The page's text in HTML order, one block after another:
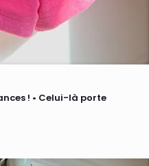
! • Celui-là porte